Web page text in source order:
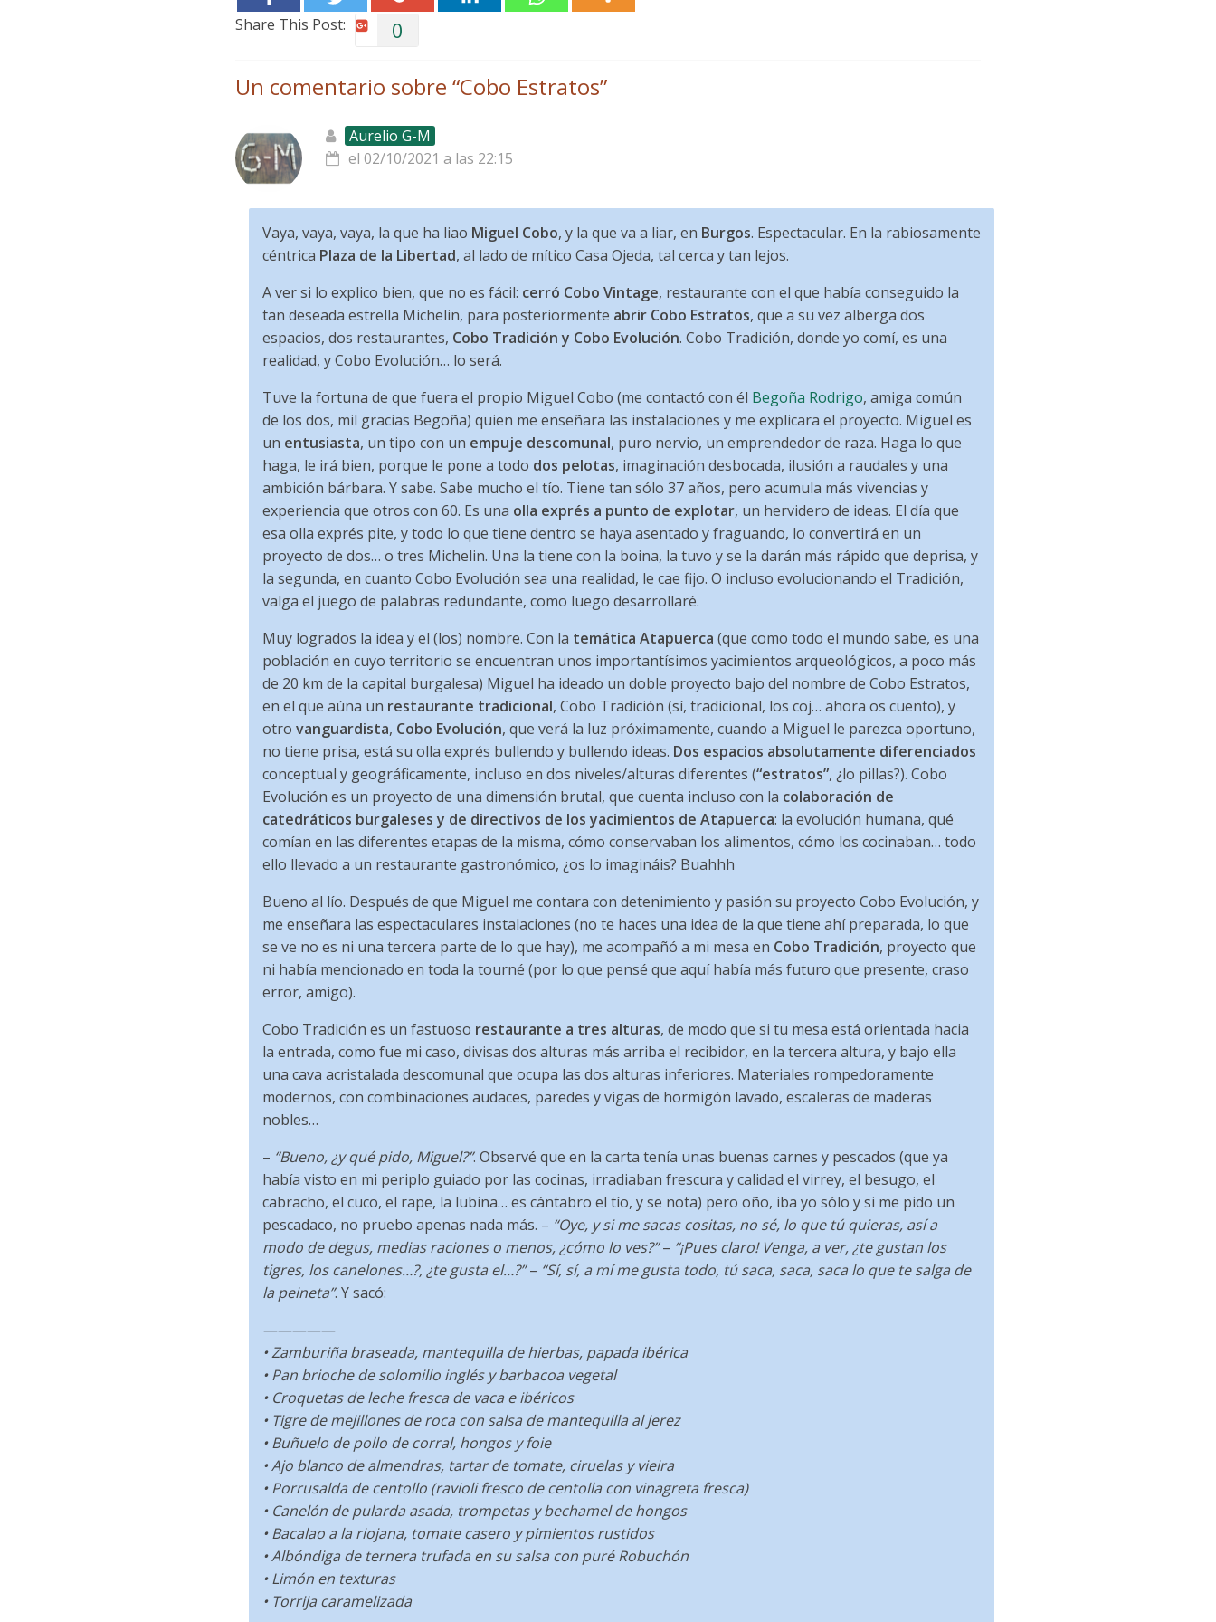
Share This Post: 0
Un comentario sobre “Cobo Estratos”
Aurelio G-M
el 02/10/2021 a las 22:15
Vaya, vaya, vaya, la que ha liao Miguel Cobo, y la que va a liar, en Burgos. Espectacular. En la rabiosamente
céntrica Plaza de la Libertad, al lado de mítico Casa Ojeda, tal cerca y tan lejos.
A ver si lo explico bien, que no es fácil: cerró Cobo Vintage, restaurante con el que había conseguido la
tan deseada estrella Michelin, para posteriormente abrir Cobo Estratos, que a su vez alberga dos
espacios, dos restaurantes, Cobo Tradición y Cobo Evolución. Cobo Tradición, donde yo comí, es una
realidad, y Cobo Evolución… lo será.
Tuve la fortuna de que fuera el propio Miguel Cobo (me contactó con él Begoña Rodrigo, amiga común
de los dos, mil gracias Begoña) quien me enseñara las instalaciones y me explicara el proyecto. Miguel es
un entusiasta, un tipo con un empuje descomunal, puro nervio, un emprendedor de raza. Haga lo que
haga, le irá bien, porque le pone a todo dos pelotas, imaginación desbocada, ilusión a raudales y una
ambición bárbara. Y sabe. Sabe mucho el tío. Tiene tan sólo 37 años, pero acumula más vivencias y
experiencia que otros con 60. Es una olla exprés a punto de explotar, un hervidero de ideas. El día que
esa olla exprés pite, y todo lo que tiene dentro se haya asentado y fraguando, lo convertirá en un
proyecto de dos… o tres Michelin. Una la tiene con la boina, la tuvo y se la darán más rápido que deprisa, y
la segunda, en cuanto Cobo Evolución sea una realidad, le cae fijo. O incluso evolucionando el Tradición,
valga el juego de palabras redundante, como luego desarrollaré.
Muy logrados la idea y el (los) nombre. Con la temática Atapuerca (que como todo el mundo sabe, es una
población en cuyo territorio se encuentran unos importantísimos yacimientos arqueológicos, a poco más
de 20 km de la capital burgalesa) Miguel ha ideado un doble proyecto bajo del nombre de Cobo Estratos,
en el que aúna un restaurante tradicional, Cobo Tradición (sí, tradicional, los coj… ahora os cuento), y
otro vanguardista, Cobo Evolución, que verá la luz próximamente, cuando a Miguel le parezca oportuno,
no tiene prisa, está su olla exprés bullendo y bullendo ideas. Dos espacios absolutamente diferenciados
conceptual y geográficamente, incluso en dos niveles/alturas diferentes (“estratos”, ¿lo pillas?). Cobo
Evolución es un proyecto de una dimensión brutal, que cuenta incluso con la colaboración de
catedráticos burgaleses y de directivos de los yacimientos de Atapuerca: la evolución humana, qué
comían en las diferentes etapas de la misma, cómo conservaban los alimentos, cómo los cocinaban… todo
ello llevado a un restaurante gastronómico, ¿os lo imagináis? Buahhh
Bueno al lío. Después de que Miguel me contara con detenimiento y pasión su proyecto Cobo Evolución, y
me enseñara las espectaculares instalaciones (no te haces una idea de la que tiene ahí preparada, lo que
se ve no es ni una tercera parte de lo que hay), me acompañó a mi mesa en Cobo Tradición, proyecto que
ni había mencionado en toda la tourné (por lo que pensé que aquí había más futuro que presente, craso
error, amigo).
Cobo Tradición es un fastuoso restaurante a tres alturas, de modo que si tu mesa está orientada hacia
la entrada, como fue mi caso, divisas dos alturas más arriba el recibidor, en la tercera altura, y bajo ella
una cava acristalada descomunal que ocupa las dos alturas inferiores. Materiales rompedoramente
modernos, con combinaciones audaces, paredes y vigas de hormigón lavado, escaleras de maderas
nobles…
– “Bueno, ¿y qué pido, Miguel?”. Observé que en la carta tenía unas buenas carnes y pescados (que ya
había visto en mi periplo guiado por las cocinas, irradiaban frescura y calidad el virrey, el besugo, el
cabracho, el cuco, el rape, la lubina… es cántabro el tío, y se nota) pero oño, iba yo sólo y si me pido un
pescadaco, no pruebo apenas nada más. – “Oye, y si me sacas cositas, no sé, lo que tú quieras, así a
modo de degus, medias raciones o menos, ¿cómo lo ves?”– “¡Pues claro! Venga, a ver, ¿te gustan los
tigres, los canelones…?, ¿te gusta el…?”– “Sí, sí, a mí me gusta todo, tú saca, saca, saca lo que te salga de
la peineta”. Y sacó:
—————
• Zamburiña braseada, mantequilla de hierbas, papada ibérica
• Pan brioche de solomillo inglés y barbacoa vegetal
• Croquetas de leche fresca de vaca e ibéricos
• Tigre de mejillones de roca con salsa de mantequilla al jerez
• Buñuelo de pollo de corral, hongos y foie
• Ajo blanco de almendras, tartar de tomate, ciruelas y vieira
• Porrusalda de centollo (ravioli fresco de centolla con vinagreta fresca)
• Canelón de pularda asada, trompetas y bechamel de hongos
• Bacalao a la riojana, tomate casero y pimientos rustidos
• Albóndiga de ternera trufada en su salsa con puré Robuchón
• Limón en texturas
• Torrija caramelizada